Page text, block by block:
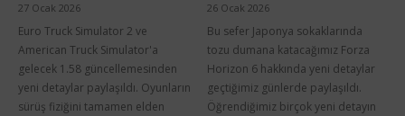
27 Ocak 2026
Euro Truck Simulator 2 ve
American Truck Simulator'a
gelecek 1.58 güncellemesinden
yeni detaylar paylaşıldı. Oyunların
sürüş fiziğini tamamen elden
26 Ocak 2026
Bu sefer Japonya sokaklarında
tozu dumana katacağımız Forza
Horizon 6 hakkında yeni detaylar
geçtiğimiz günlerde paylaşıldı.
Öğrendiğimiz birçok yeni detayın